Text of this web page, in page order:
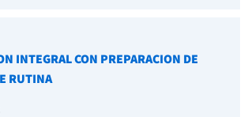
INTEGRAL CON PREPARACION DE
RUTINA